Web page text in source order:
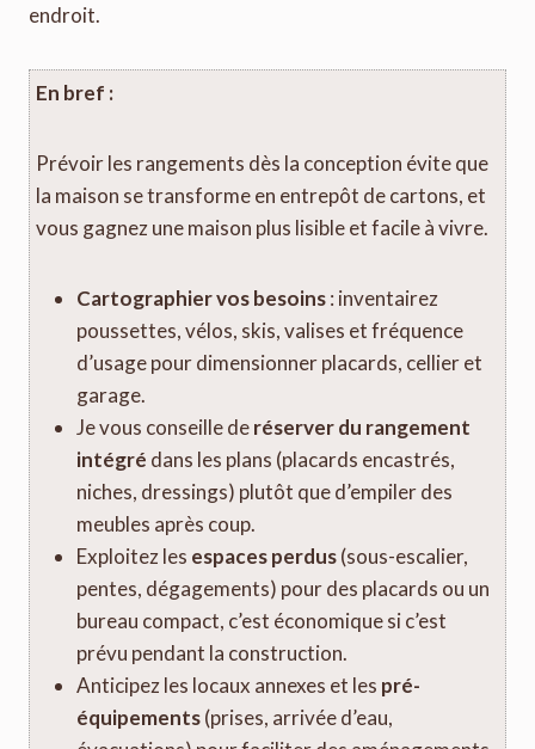
endroit.
En bref :
Prévoir les rangements dès la conception évite que
la maison se transforme en entrepôt de cartons, et
vous gagnez une maison plus lisible et facile à vivre.
Cartographier vos besoins: inventairez
poussettes, vélos, skis, valises et fréquence
d’usage pour dimensionner placards, cellier et
garage.
Je vous conseille deréserver du rangement
intégré dans les plans (placards encastrés,
niches, dressings) plutôt que d’empiler des
meubles après coup.
Exploitez les espaces perdus(sous-escalier,
pentes, dégagements) pour des placards ou un
bureau compact, c’est économique si c’est
prévu pendant la construction.
Anticipez les locaux annexes et les pré-
équipements(prises, arrivée d’eau,